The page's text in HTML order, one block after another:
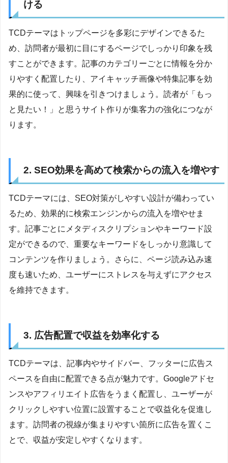
ける
TCDテーマはトップページを多彩にデザインできるた
め、訪問者が最初に目にするページでしっかり印象を残
すことができます。記事のカテゴリーごとに情報を分か
りやすく配置したり、アイキャッチ画像や特集記事を効
果的に使って、興味を引きつけましょう。読者が「もっ
と見たい！」と思うサイト作りが集客力の強化につなが
ります。
2. SEO効果を高めて検索からの流入を増やす
TCDテーマには、SEO対策がしやすい設計が備わってい
るため、効果的に検索エンジンからの流入を増やせま
す。記事ごとにメタディスクリプションやキーワード設
定ができるので、重要なキーワードをしっかり意識して
コンテンツを作りましょう。さらに、ページ読み込み速
度も速いため、ユーザーにストレスを与えずにアクセス
を維持できます。
3. 広告配置で収益を効率化する
TCDテーマは、記事内やサイドバー、フッターに広告ス
ペースを自由に配置できる点が魅力です。Googleアドセ
ンスやアフィリエイト広告をうまく配置し、ユーザーが
クリックしやすい位置に設置することで収益化を促進し
ます。訪問者の視線が集まりやすい箇所に広告を置くこ
とで、収益が安定しやすくなります。